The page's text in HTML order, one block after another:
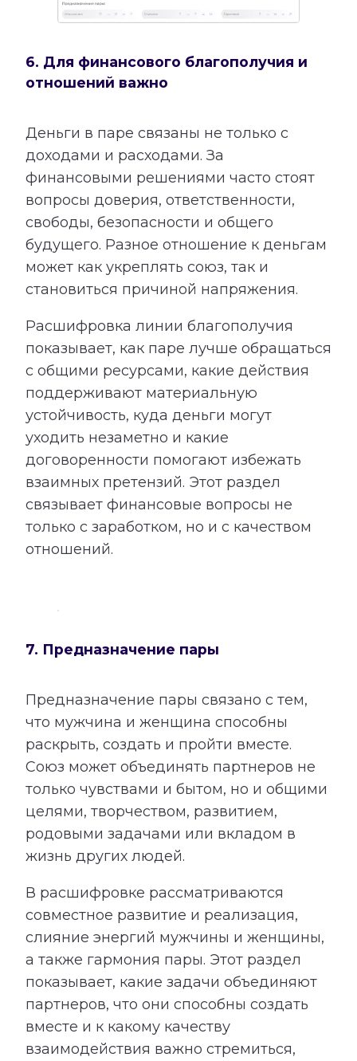
6. Для финансового благополучия и
отношений важно
Деньги в паре связаны не только с
доходами и расходами. За
финансовыми решениями часто стоят
вопросы доверия, ответственности,
свободы, безопасности и общего
будущего. Разное отношение к деньгам
может как укреплять союз, так и
становиться причиной напряжения.
Расшифровка линии благополучия
показывает, как паре лучше обращаться
с общими ресурсами, какие действия
поддерживают материальную
устойчивость, куда деньги могут
уходить незаметно и какие
договоренности помогают избежать
взаимных претензий. Этот раздел
связывает финансовые вопросы не
только с заработком, но и с качеством
отношений.
7. Предназначение пары
Предназначение пары связано с тем,
что мужчина и женщина способны
раскрыть, создать и пройти вместе.
Союз может объединять партнеров не
только чувствами и бытом, но и общими
целями, творчеством, развитием,
родовыми задачами или вкладом в
жизнь других людей.
В расшифровке рассматриваются
совместное развитие и реализация,
слияние энергий мужчины и женщины,
а также гармония пары. Этот раздел
показывает, какие задачи объединяют
партнеров, что они способны создать
вместе и к какому качеству
взаимодействия важно стремиться,